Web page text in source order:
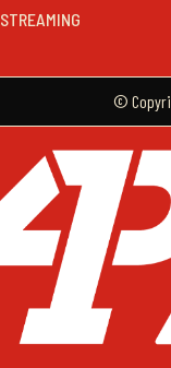
STREAMING
©